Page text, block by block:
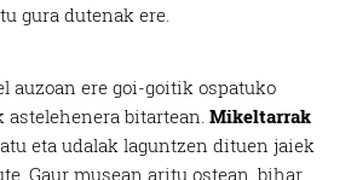
gura dutenak ere.
auzoan ere goi-goitik ospatuko
astelehenera bitartean.Mikeltarrak
eta udalak laguntzen dituen jaiek
Gaur musean aritu ostean, bihar